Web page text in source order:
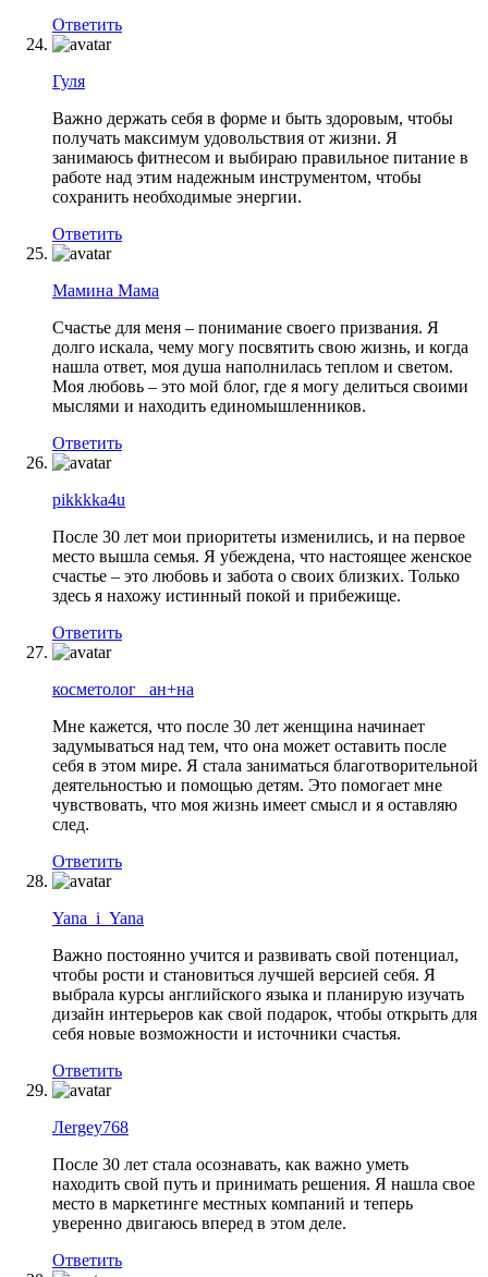
Ответить
Гуля
Важно держать себя в форме и быть здоровым, чтобы
получать максимум удовольствия от жизни. Я
занимаюсь фитнесом и выбираю правильное питание в
работе над этим надежным инструментом, чтобы
сохранить необходимые энергии.
Ответить
Мамина Мама
Счастье для меня – понимание своего призвания. Я
долго искала, чему могу посвятить свою жизнь, и когда
нашла ответ, моя душа наполнилась теплом и светом.
Моя любовь – это мой блог, где я могу делиться своими
мыслями и находить единомышленников.
Ответить
pikkkka4u
После 30 лет мои приоритеты изменились, и на первое
место вышла семья. Я убеждена, что настоящее женское
счастье – это любовь и забота о своих близких. Только
здесь я нахожу истинный покой и прибежище.
Ответить
косметолог _ан+на
Мне кажется, что после 30 лет женщина начинает
задумываться над тем, что она может оставить после
себя в этом мире. Я стала заниматься благотворительной
деятельностью и помощью детям. Это помогает мне
чувствовать, что моя жизнь имеет смысл и я оставляю
след.
Ответить
Yana_i_Yana
Важно постоянно учится и развивать свой потенциал,
чтобы рости и становиться лучшей версией себя. Я
выбрала курсы английского языка и планирую изучать
дизайн интерьеров как свой подарок, чтобы открыть для
себя новые возможности и источники счастья.
Ответить
Лergey768
После 30 лет стала осознавать, как важно уметь
находить свой путь и принимать решения. Я нашла свое
место в маркетинге местных компаний и теперь
уверенно двигаюсь вперед в этом деле.
Ответить